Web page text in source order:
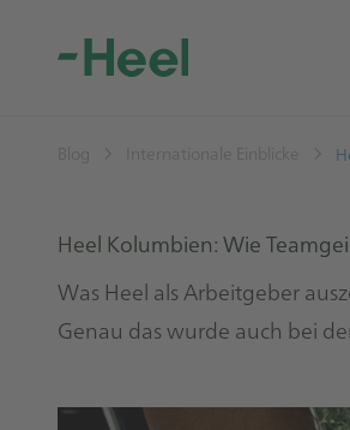
Blog Internationale Einblicke
Heel Kolumbien: Wie
Was Heel als Arbeitgeber
Genau das wurde auch bei